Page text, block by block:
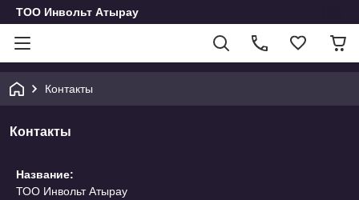
ТОО Инвольт Атырау
Контакты
Контакты
Название:
ТОО Инвольт Атырау